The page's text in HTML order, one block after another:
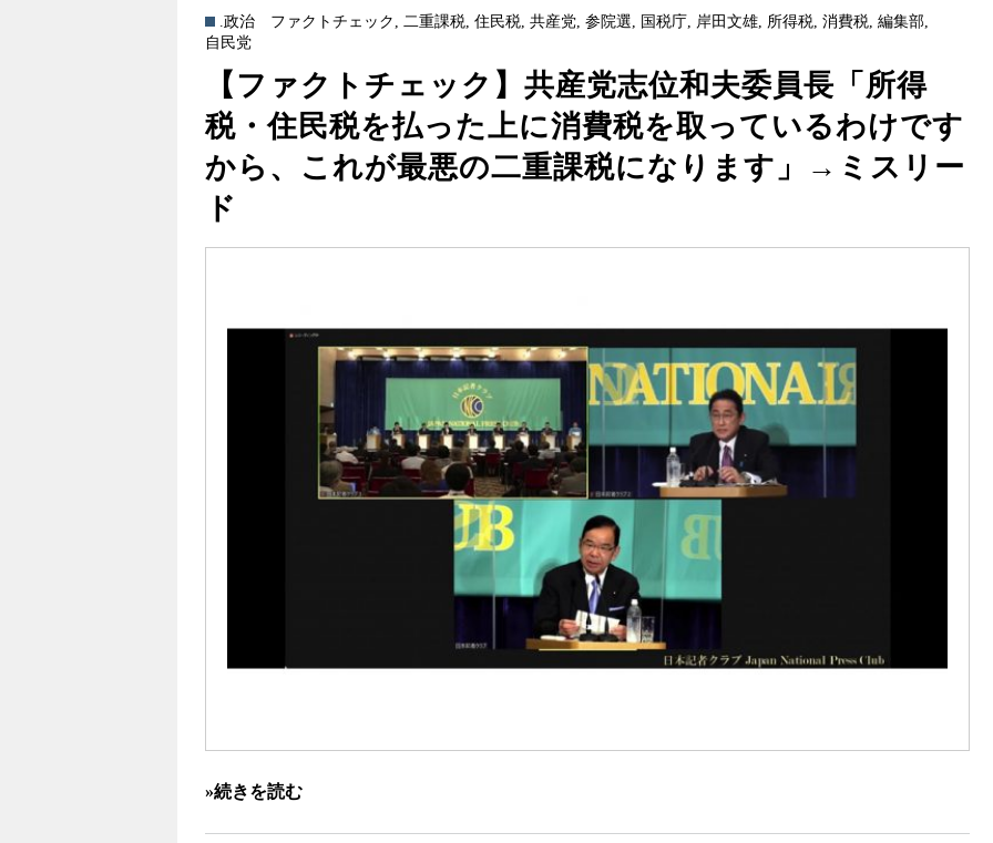
.政治
ファクトチェック ,二重課税,住民税,共産党,参院選, 国税庁, 岸田文雄, 所得税,消費税,編集部,
自民党
【ファクトチェック】共産党志位和夫委員長「所得
税・住民税を払った上に消費税を取っているわけです
から、これが最悪の二重課税になります」→ミスリー
ド
»続きを読む